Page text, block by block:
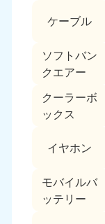
ケーブル
ソフトバン
クエアー
クーラーボ
ックス
イヤホン
モバイルバ
ッテリー
長崎県
050-
大分県
050-1880-
9:00〜19:00
050-